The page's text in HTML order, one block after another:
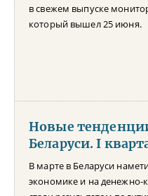
в свежем выпуске
который вышел 25 июня.
Новые
Беларуси. I
В марте в Беларуси
экономике и на